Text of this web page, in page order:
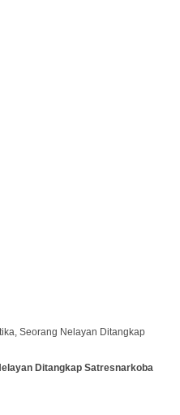
Seorang Nelayan Ditangkap
Ditangkap Satresnarkoba